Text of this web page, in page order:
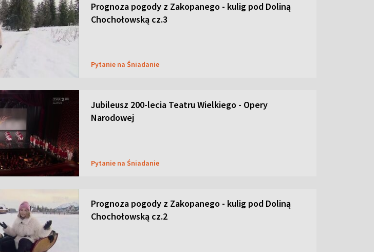
Prognoza pogody z Zakopanego - kulig pod Doliną
Chochołowską cz.3
Pytanie na Śniadanie
Jubileusz 200-lecia Teatru Wielkiego - Opery
Narodowej
Pytanie na Śniadanie
Prognoza pogody z Zakopanego - kulig pod Doliną
Chochołowską cz.2